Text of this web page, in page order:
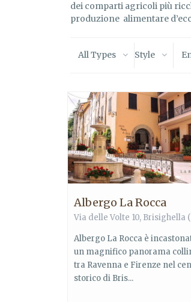
dei comparti agricoli più
produzione alimentare
All Types Style
Albergo La Rocca
Via delle Volte 10, Brisighella
Albergo La Rocca è
un magnifico panorama
tra Ravenna e Firenze nel
storico di Bris...